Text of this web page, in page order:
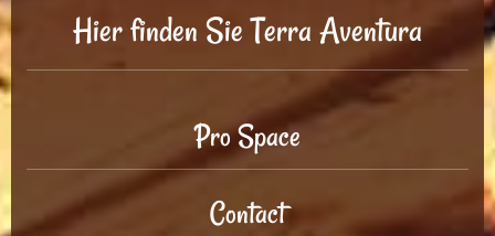
Hier finden Sie Terra Aventura
Pro Space
Contact